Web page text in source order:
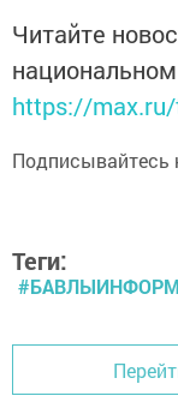
Читайте
https://
Подписывайтесь
Теги:
#БАВЛЫИНФОРМ